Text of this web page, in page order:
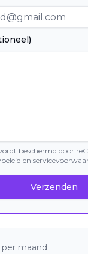
beschermd door
en
Verzenden
maand